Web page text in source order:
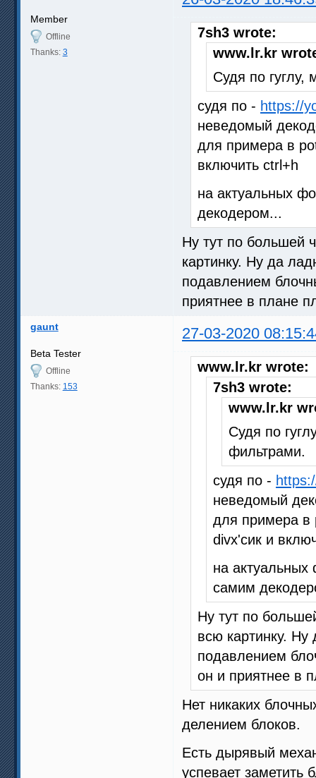
Member
Offline
Thanks: 3
7sh3 wrote:
www.lr.kr
Судя по гуглу,
судя по - https://
неведомый
для примера в
включить ctrl+h
на актуальных
декодером...
Ну тут по большей
картинку. Ну да
подавлением
приятнее в плане
gaunt 27-03-2020
Beta Tester
Offline
Thanks: 153
www.lr.kr wrote:
7sh3 wrote:
www.lr.kr
Судя по
фильтрами.
судя по -
неведомый
для примера в
divx'сик и
на актуальных
самим
Ну тут по
всю картинку. Ну
подавлением
он и приятнее в
Нет никаких
делением блоков.
Есть дырявый
успевает заметить